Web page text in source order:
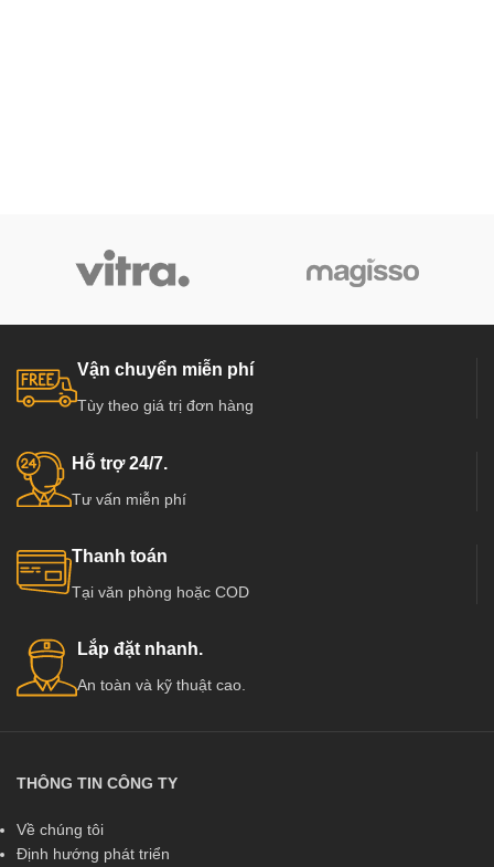
Vận chuyển miễn phí
Tùy theo giá trị đơn hàng
Hỗ trợ 24/7.
Tư vấn miễn phí
Thanh toán
Tại văn phòng hoặc COD
Lắp đặt nhanh.
An toàn và kỹ thuật cao.
THÔNG TIN CÔNG TY
Về chúng tôi
Định hướng phát triển